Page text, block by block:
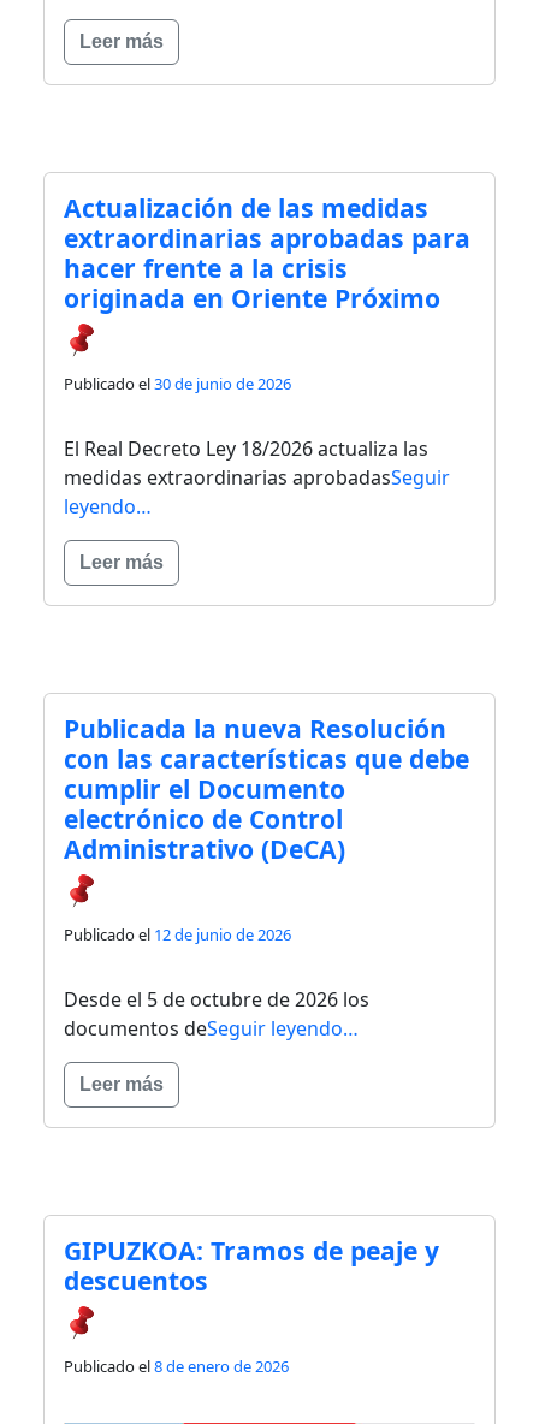
Leer más
Actualización de las medidas
extraordinarias aprobadas para
hacer frente a la crisis
originada en Oriente Próximo
Publicado el30 de junio de 2026
El Real Decreto Ley 18/2026 actualiza las
medidas extraordinarias aprobadasSeguir
leyendo…
Leer más
Publicada la nueva Resolución
con las características que debe
cumplir el Documento
electrónico de Control
Administrativo (DeCA)
Publicado el 12 de junio de 2026
Desde el 5 de octubre de 2026 los
documentos deSeguir leyendo…
Leer más
GIPUZKOA: Tramos de peaje y
descuentos
Publicado el8 de enero de 2026